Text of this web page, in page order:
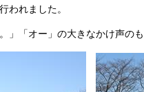
われました。
」「オー」の大きなかけ声の